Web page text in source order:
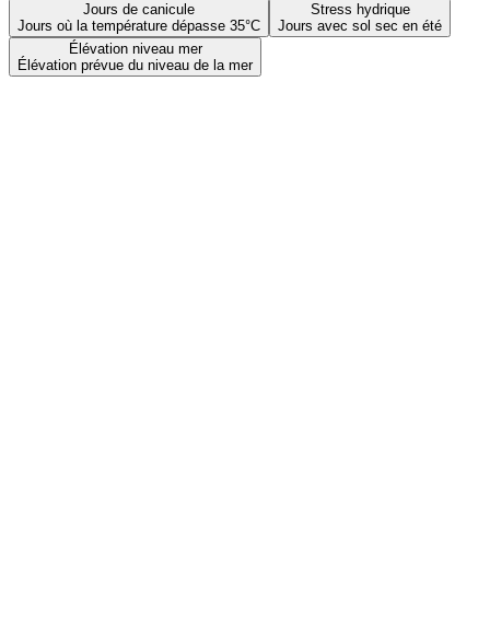
Jours de canicule
Jours où la température dépasse 35°C
Stress hydrique
Jours avec sol sec en été
Élévation niveau mer
Élévation prévue du niveau de la mer